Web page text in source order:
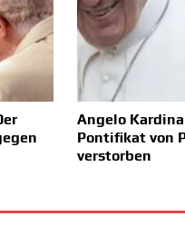
Angelo
Pontifikat von
verstorben